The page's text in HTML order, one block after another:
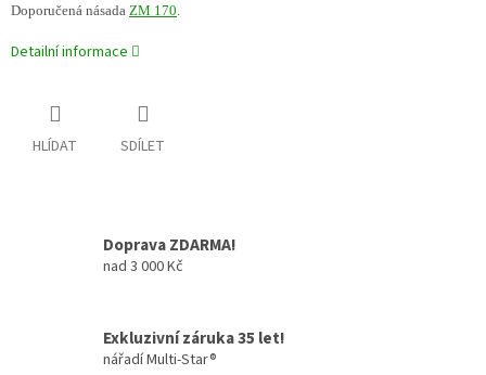
Doporučená násada ZM 170.
Detailní informace
HLÍDAT SDÍLET
Doprava ZDARMA!
nad 3 000 Kč
Exkluzivní záruka 35 let!
nářadí Multi-Star®